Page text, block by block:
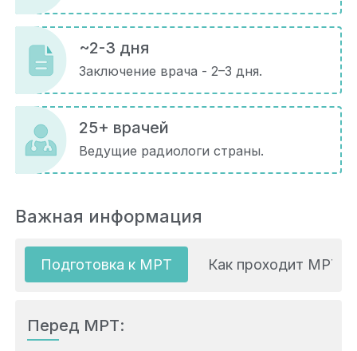
~2-3 дня
Заключение врача - 2–3 дня.
25+ врачей
Ведущие радиологи страны.
Важная информация
Подготовка к МРТ Как проходит МРТ
Перед МРТ: